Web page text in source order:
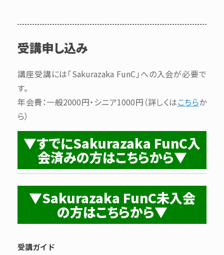
受講申し込み
講座受講には「Sakurazaka FunC」への入会が必要で
す。
年会費：一般2000円・シニア1000円（詳しくはこちらか
ら）
▼すでにSakurazaka FunC入
会済みの方はこちらから▼
▼Sakurazaka FunC未入会
の方はこちらから▼
受講ガイド